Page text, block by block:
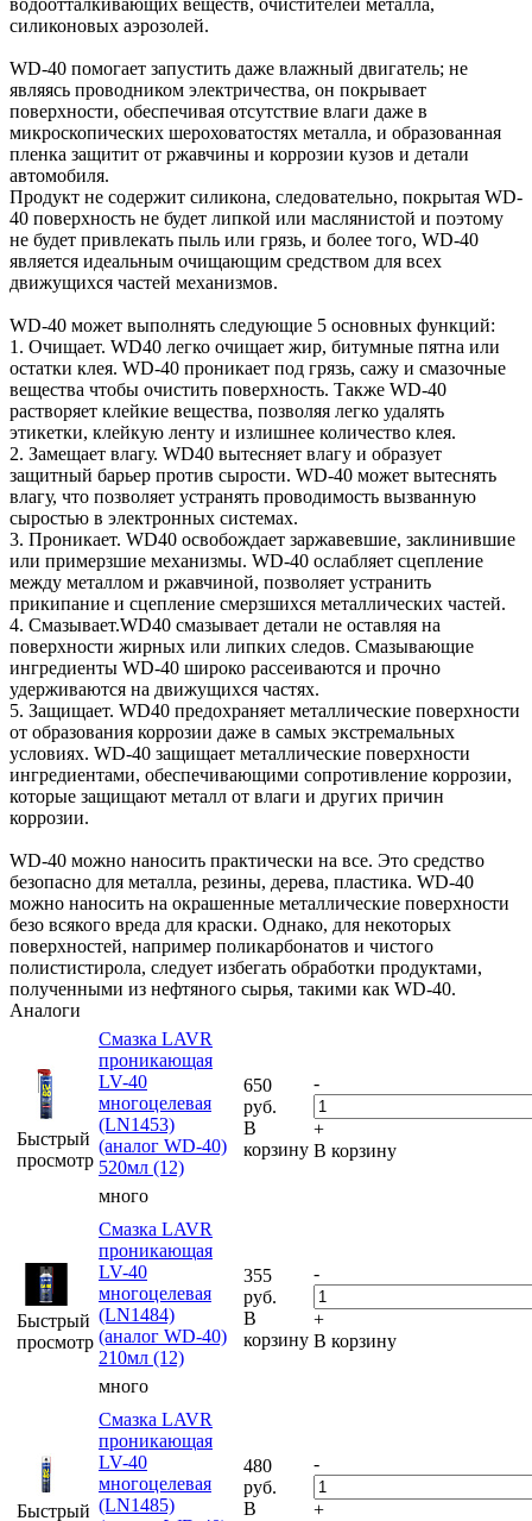
водоотталкивающих веществ, очистителей металла,
силиконовых аэрозолей.
WD-40 помогает запустить даже влажный двигатель; не
являясь проводником электричества, он покрывает
поверхности, обеспечивая отсутствие влаги даже в
микроскопических шероховатостях металла, и образованная
пленка защитит от ржавчины и коррозии кузов и детали
автомобиля.
Продукт не содержит силикона, следовательно, покрытая WD-
40 поверхность не будет липкой или маслянистой и поэтому
не будет привлекать пыль или грязь, и более того, WD-40
является идеальным очищающим средством для всех
движущихся частей механизмов.
WD-40 может выполнять следующие 5 основных функций:
1. Очищает. WD40 легко очищает жир, битумные пятна или
остатки клея. WD-40 проникает под грязь, сажу и смазочные
вещества чтобы очистить поверхность. Также WD-40
растворяет клейкие вещества, позволяя легко удалять
этикетки, клейкую ленту и излишнее количество клея.
2. Замещает влагу. WD40 вытесняет влагу и образует
защитный барьер против сырости. WD-40 может вытеснять
влагу, что позволяет устранять проводимость вызванную
сыростью в электронных системах.
3. Проникает. WD40 освобождает заржавевшие, заклинившие
или примерзшие механизмы. WD-40 ослабляет сцепление
между металлом и ржавчиной, позволяет устранить
прикипание и сцепление смерзшихся металлических частей.
4. Смазывает.WD40 смазывает детали не оставляя на
поверхности жирных или липких следов. Смазывающие
ингредиенты WD-40 широко рассеиваются и прочно
удерживаются на движущихся частях.
5. Защищает. WD40 предохраняет металлические поверхности
от образования коррозии даже в самых экстремальных
условиях. WD-40 защищает металлические поверхности
ингредиентами, обеспечивающими сопротивление коррозии,
которые защищают металл от влаги и других причин
коррозии.
WD-40 можно наносить практически на все. Это средство
безопасно для металла, резины, дерева, пластика. WD-40
можно наносить на окрашенные металлические поверхности
безо всякого вреда для краски. Однако, для некоторых
поверхностей, например поликарбонатов и чистого
полистистирола, следует избегать обработки продуктами,
полученными из нефтяного сырья, такими как WD-40.
Аналоги
Быстрый
просмотр
Смазка LAVR
проникающая
LV-40
многоцелевая
(LN1453)
(аналог WD-40)
520мл (12)
много
650
руб.
В
корзину
-
+
В корзину
Быстрый
просмотр
Смазка LAVR
проникающая
LV-40
многоцелевая
(LN1484)
(аналог WD-40)
210мл (12)
много
355
руб.
В
корзину
-
+
В корзину
Быстрый
Смазка LAVR
проникающая
LV-40
многоцелевая
(LN1485)
480
руб.
В
-
+